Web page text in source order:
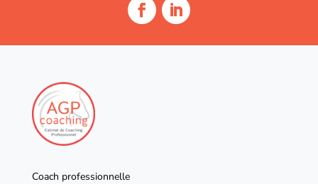
Coach professionnelle